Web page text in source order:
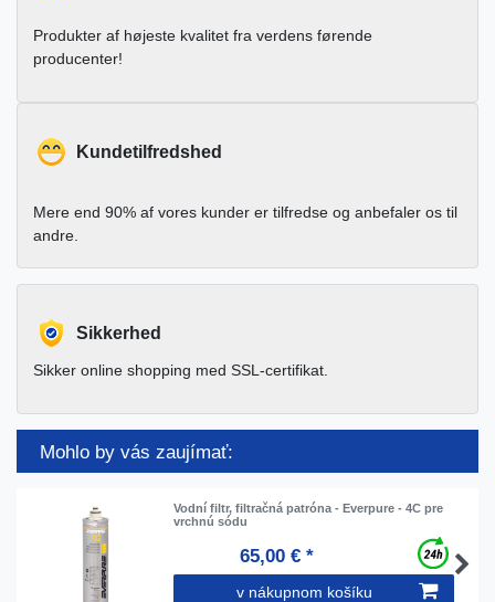
Produkter af højeste kvalitet fra verdens førende
producenter!
Kundetilfredshed
Mere end 90% af vores kunder er tilfredse og anbefaler os til
andre.
Sikkerhed
Sikker online shopping med SSL-certifikat.
Mohlo by vás zaujímať:
Vodní filtr, filtračná patróna - Everpure - 4C pre
vrchnú sódu
65,00 € *
v nákupnom košíku